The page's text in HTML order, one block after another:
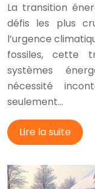
La transition
défis les plus
l’urgence
fossiles, cette
systèmes
nécessité
seulement…
Lire la suite